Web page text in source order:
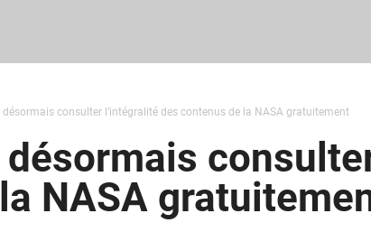
consulter l’intégralité des contenus de la NASA gratuitement
NASA